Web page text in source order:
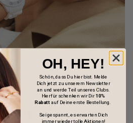
- Tamaris
OH, HEY!
Schön, dass Du hier bist. Melde
Dich jetzt zu unserem Newsletter
an und werde Teil unseres Clubs.
Hierfür schenken wir Dir10%
Rabatt auf Deine erste Bestellung.
Sei gespannt, es erwarten Dich
immer wieder tolle Aktionen!